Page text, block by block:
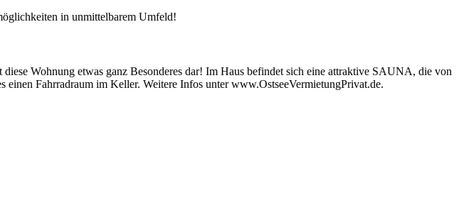
in unmittelbarem Umfeld!
Wohnung etwas ganz Besonderes dar! Im Haus befindet sich eine attraktive SAUNA, die von
Fahrradraum im Keller. Weitere Infos unter www.OstseeVermietungPrivat.de.